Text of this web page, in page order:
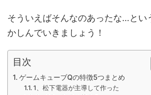
そういえばそんなのあったな…とい
かしんでいきましょう！
目次
ゲームキューブQの特徴5つまとめ
1、松下電器が主導して作った